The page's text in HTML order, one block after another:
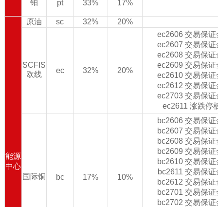
铂 pt 33% 17%
能源
中心
原油 sc 32% 20%
SCFIS
欧线
ec 32% 20%
ec2606 交易保
ec2607 交易保
ec2608 交易保
ec2609 交易保
ec2610 交易保
ec2612 交易保
ec2703 交易保
ec2611 涨跌停
国际铜 bc 17% 10%
bc2606 交易保
bc2607 交易保
bc2608 交易保
bc2609 交易保
bc2610 交易保
bc2611 交易保
bc2612 交易保
bc2701 交易保
bc2702 交易保